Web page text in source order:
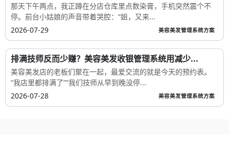
那天下午两点，我正蹲在分店仓库里点数染膏，手机突然震个不
停。前台小姑娘的声音带着哭腔：“姐，又来...
2026-07-29
美容美发管理系统方案
排满技师反而少赚？美容美发收银管理系统用减少...
美容美发店的老板们聚在一起，最爱交流的就是今天的预约表。
“我店里都排满了”“我们技师从早到晚没停...
2026-07-28
美容美发管理系统方案